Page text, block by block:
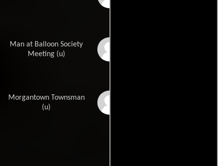
Man at Balloon Society
Meeting (u)
Morgantown Townsman
(u)